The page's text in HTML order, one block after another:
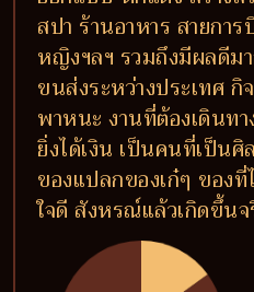
สปา ร้านอาหาร สายกา
หญิงฯลฯ รวมถึงมีผลดีม
ขนส่งระหว่างประเทศ กิ
พาหนะ งานที่ต้องเดินท
ยิ่งได้เงิน เป็นคนที่เป็น
ของแปลกของเก๋ๆ ของ
ใจดี สังหรณ์แล้วเกิดขึ้นจ